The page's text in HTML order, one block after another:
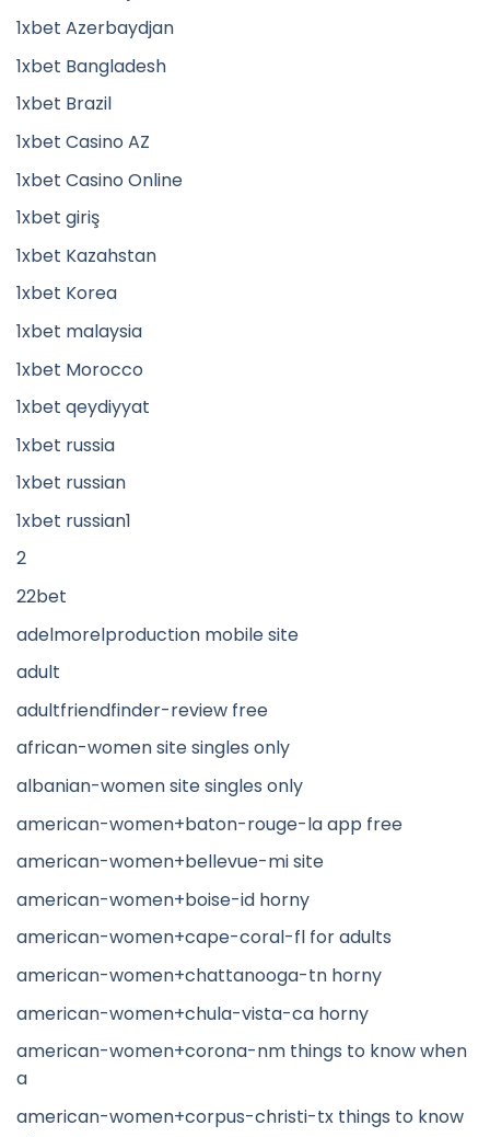
1xbet Azerbaydjan
1xbet Bangladesh
1xbet Brazil
1xbet Casino AZ
1xbet Casino Online
1xbet giriş
1xbet Kazahstan
1xbet Korea
1xbet malaysia
1xbet Morocco
1xbet qeydiyyat
1xbet russia
1xbet russian
1xbet russian1
2
22bet
adelmorelproduction mobile site
adult
adultfriendfinder-review free
african-women site singles only
albanian-women site singles only
american-women+baton-rouge-la app free
american-women+bellevue-mi site
american-women+boise-id horny
american-women+cape-coral-fl for adults
american-women+chattanooga-tn horny
american-women+chula-vista-ca horny
american-women+corona-nm things to know when
a
american-women+corpus-christi-tx things to know